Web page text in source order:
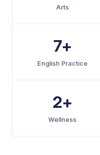
Arts
7+
English Practice
2+
Wellness